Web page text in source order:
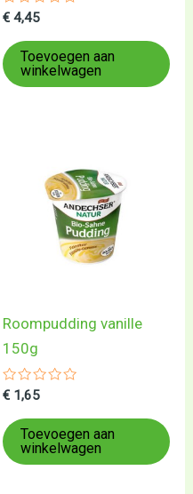
Gewaardeerd
uit
5
€ 4,45
Toevoegen aan
winkelwagen
Roompudding vanille
150g
Gewaardeerd
uit
5
€ 1,65
Toevoegen aan
winkelwagen